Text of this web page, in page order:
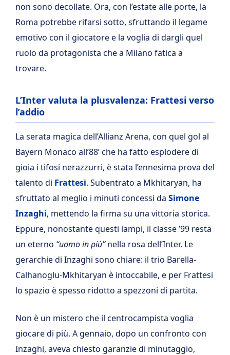
non sono decollate. Ora, con l’estate alle porte, la
Roma potrebbe rifarsi sotto, sfruttando il legame
emotivo con il giocatore e la voglia di dargli quel
ruolo da protagonista che a Milano fatica a
trovare.
L’Inter valuta la plusvalenza: Frattesi verso
l’addio
La serata magica dell’Allianz Arena, con quel gol al
Bayern Monaco all’88’ che ha fatto esplodere di
gioia i tifosi nerazzurri, è stata l’ennesima prova del
talento di Frattesi. Subentrato a Mkhitaryan, ha
sfruttato al meglio i minuti concessi da Simone
Inzaghi, mettendo la firma su una vittoria storica.
Eppure, nonostante questi lampi, il classe ’99 resta
un eterno “uomo in più”nella rosa dell’Inter. Le
gerarchie di Inzaghi sono chiare: il trio Barella-
Calhanoglu-Mkhitaryan è intoccabile, e per Frattesi
lo spazio è spesso ridotto a spezzoni di partita.
Non è un mistero che il centrocampista voglia
giocare di più. A gennaio, dopo un confronto con
Inzaghi, aveva chiesto garanzie di minutaggio,